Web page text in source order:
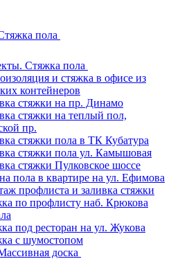
пола
Стяжка пола
и стяжка в офисе из
контейнеров
стяжки на пр. Динамо
стяжки на теплый пол,
пр.
стяжки пола в ТК Кубатура
стяжки пола ул. Камышовая
стяжки Пулковское шоссе
пола в квартире на ул. Ефимова
профлиста и заливка стяжки
по профлисту наб. Крюкова
под ресторан на ул. Жукова
с шумостопом
доска